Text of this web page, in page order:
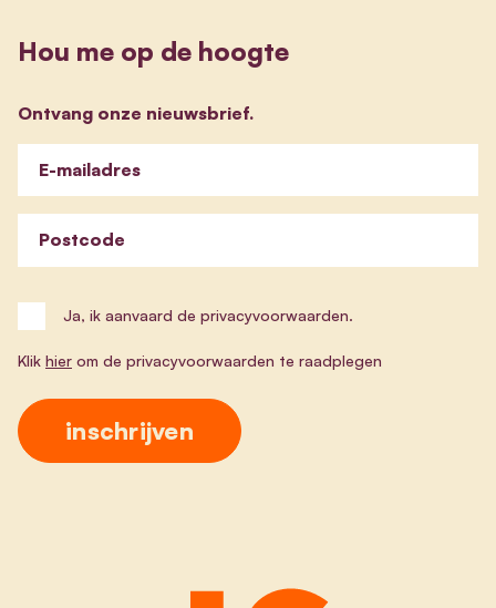
Hou me op de hoogte
Ontvang onze nieuwsbrief.
E-mailadres
Postcode
Ja, ik aanvaard de privacyvoorwaarden.
Klik hier om de privacyvoorwaarden te raadplegen